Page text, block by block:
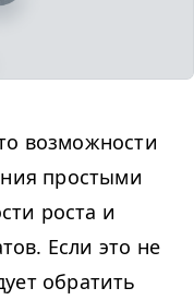
возможности
простыми
роста и
Если это не
обратить